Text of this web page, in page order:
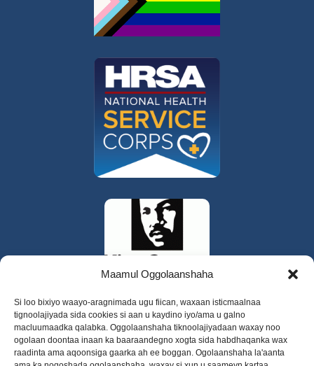
Maamul Oggolaanshaha
Si loo bixiyo waayo-aragnimada ugu fiican, waxaan isticmaalnaa
tignoolajiyada sida cookies si aan u kaydino iyo/ama u galno
macluumaadka qalabka. Oggolaanshaha tiknoolajiyadaan waxay noo
ogolaan doontaa inaan ka baaraandegno xogta sida habdhaqanka wax
raadinta ama aqoonsiga gaarka ah ee boggan. Ogolaanshaha la'aanta